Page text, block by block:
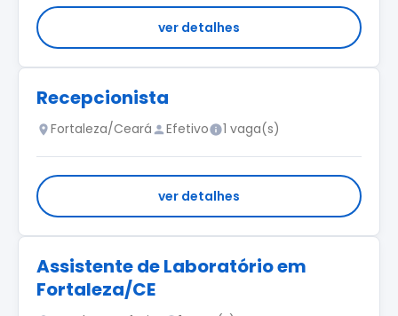
ver detalhes
Recepcionista
Fortaleza/Ceará Efetivo 1 vaga(s)
ver detalhes
Assistente de Laboratório em
Fortaleza/CE